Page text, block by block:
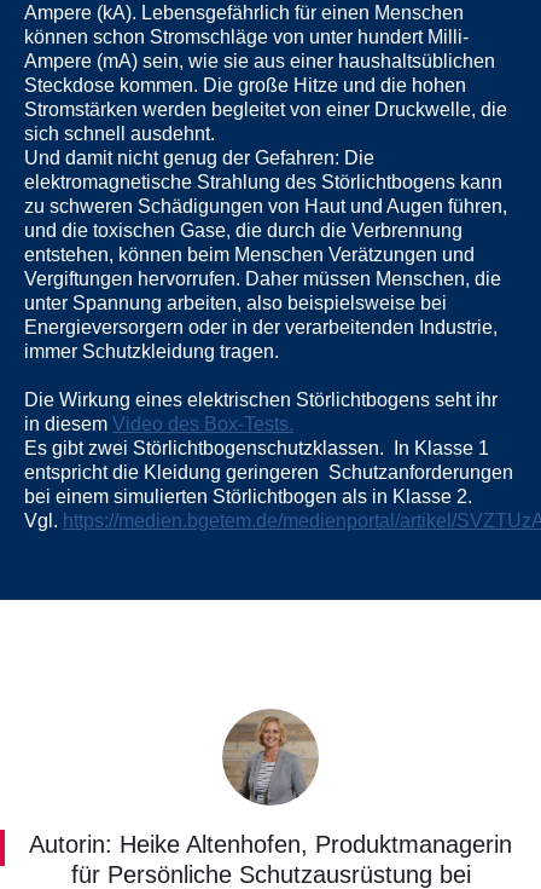
Ampere (kA). Lebensgefährlich für einen Menschen
können schon Stromschläge von unter hundert Milli-
Ampere (mA) sein, wie sie aus einer haushaltsüblichen
Steckdose kommen. Die große Hitze und die hohen
Stromstärken werden begleitet von einer Druckwelle, die
sich schnell ausdehnt.
Und damit nicht genug der Gefahren: Die
elektromagnetische Strahlung des Störlichtbogens kann
zu schweren Schädigungen von Haut und Augen führen,
und die toxischen Gase, die durch die Verbrennung
entstehen, können beim Menschen Verätzungen und
Vergiftungen hervorrufen. Daher müssen Menschen, die
unter Spannung arbeiten, also beispielsweise bei
Energieversorgern oder in der verarbeitenden Industrie,
immer Schutzkleidung tragen.
Die Wirkung eines elektrischen Störlichtbogens seht ihr
in diesem Video des Box-Tests.
Es gibtzwei Störlichtbogenschutzklassen. In Klasse 1
entspricht die Kleidung geringeren Schutzanforderungen
bei einem simulierten Störlichtbogen als in Klasse 2.
Vgl. https://medien.bgetem.de/medienportal/artikel/
Autorin: Heike Altenhofen, Produktmanagerin
für Persönliche Schutzausrüstung bei